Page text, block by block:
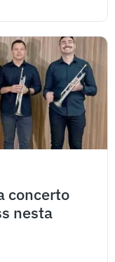
concerto
nesta